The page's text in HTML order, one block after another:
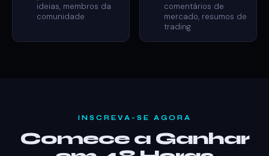
ideias, membros da
comunidade
comentários de
mercado, resumos de
trading
INSCREVA-SE AGORA
Comece a Ganhar